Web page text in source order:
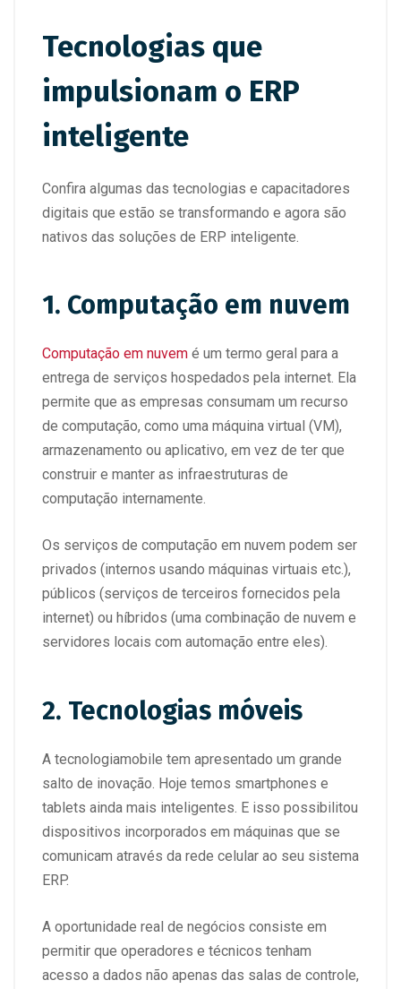
Tecnologias que
impulsionam o ERP
inteligente
Confira algumas das tecnologias e capacitadores
digitais que estão se transformando e agora são
nativos das soluções de ERP inteligente.
1. Computação em nuvem
Computação em nuvem é um termo geral para a
entrega de serviços hospedados pela internet. Ela
permite que as empresas consumam um recurso
de computação, como uma máquina virtual (VM),
armazenamento ou aplicativo, em vez de ter que
construir e manter as infraestruturas de
computação internamente.
Os serviços de computação em nuvem podem ser
privados (internos usando máquinas virtuais etc.),
públicos (serviços de terceiros fornecidos pela
internet) ou híbridos (uma combinação de nuvem e
servidores locais com automação entre eles).
2. Tecnologias móveis
A tecnologiamobile tem apresentado um grande
salto de inovação. Hoje temos smartphones e
tablets ainda mais inteligentes. E isso possibilitou
dispositivos incorporados em máquinas que se
comunicam através da rede celular ao seu sistema
ERP.
A oportunidade real de negócios consiste em
permitir que operadores e técnicos tenham
acesso a dados não apenas das salas de controle,